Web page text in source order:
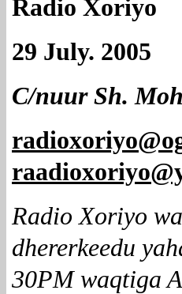
Radio Xoriyo
29 July. 2005
C/nuur Sh.
Radio Xoriyo
dhererkeedu
30PM waqtiga